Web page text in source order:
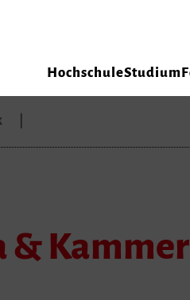
HochschuleStudium
&